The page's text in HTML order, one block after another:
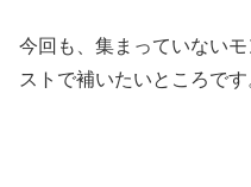
今回も、集まっていない
ストで補いたいところです